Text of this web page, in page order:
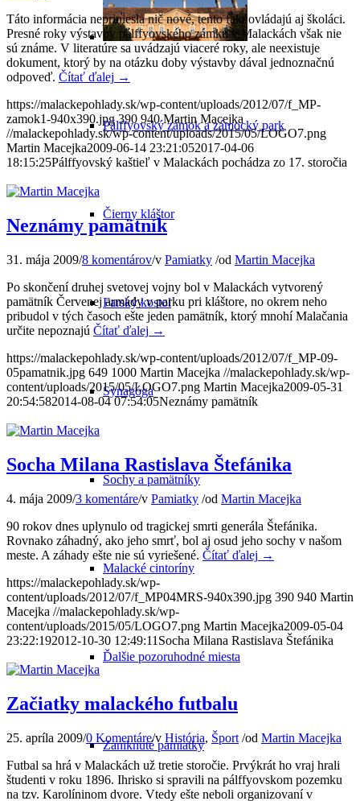
Pálffyovský zámok a zámocký park
Čierny kláštor
Farský kostol
Synagóga
Sochy a pamätníky
Malacké cintoríny
Ďalšie pozoruhodné miesta
Zaniknuté pamiatky
Táto informácia nepriniesla nič nové, tento fakt ovládajú aj školáci.
Presné roky výstavby pálffyovského zámku v Malackách však nie
sú známe. V literatúre sa uvádzajú viaceré roky, ale neexistuje
dokument, ktorý by na otázku doby výstavby dával jednoznačnú
odpoveď. Čítať ďalej →
https://malackepohlady.sk/wp-content/uploads/2012/07/f_MP-
zamok1-940x390.jpg 390 940 Martin Macejka
//malackepohlady.sk/wp-content/uploads/2015/05/LOGO7.png
Martin Macejka2009-06-14 23:21:052017-04-06
18:15:25Pálffyovský kaštieľ v Malackách pochádza zo 17. storočia
Neznámy pamätník
31. mája 2009/8 komentárov/v Pamiatky /od Martin Macejka
Po skončení druhej svetovej vojny bol v Malackách vytvorený
pamätník Červenej armády v parku pri kláštore, no okrem neho
pribudol v tých časoch ešte jeden pamätník, ktorý mnohí Malačania
určite nepoznajú Čítať ďalej →
https://malackepohlady.sk/wp-content/uploads/2012/07/f_MP-09-
05pamatnik.jpg 649 1000 Martin Macejka //malackepohlady.sk/wp-
content/uploads/2015/05/LOGO7.png Martin Macejka2009-05-31
20:54:582014-08-04 07:54:05Neznámy pamätník
Socha Milana Rastislava Štefánika
4. mája 2009/3 komentáre/v Pamiatky /od Martin Macejka
90 rokov dnes uplynulo od tragickej smrti generála Štefánika.
Rovnako záhadný, ako jeho smrť, bol aj osud jeho sochy v našom
meste. A záhady ešte nie sú vyriešené. Čítať ďalej →
https://malackepohlady.sk/wp-
content/uploads/2012/07/f_MP04MRS-940x390.jpg 390 940 Martin
Macejka //malackepohlady.sk/wp-
content/uploads/2015/05/LOGO7.png Martin Macejka2009-05-04
23:22:192012-10-30 12:49:11 Socha Milana Rastislava Štefánika
Začiatky malackého futbalu
25. apríla 2009/0 Komentáre/v História, Šport /od Martin Macejka
Futbal sa hrá v Malackách už tretie storočie. Prvýkrát ho vraj hrali
študenti v roku 1896. Ihrisko si spravili na pálffyovskom pozemku
na tzv. Karolíninom dvore. Vtedy ešte neboli organizovaní v